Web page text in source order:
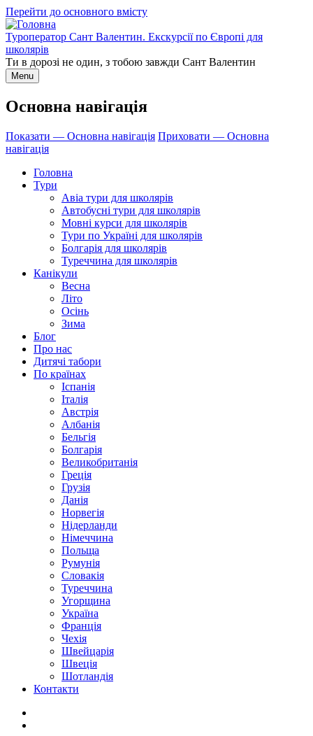
Перейти до основного вмісту
Туроператор Сант Валентин. Екскурсії по Європі для
школярів
Ти в дорозі не один, з тобою завжди Сант Валентин
Menu
Основна навігація
Показати — Основна навігація Приховати — Основна
навігація
Головна
Тури
Авіа тури для школярів
Автобусні тури для школярів
Мовні курси для школярів
Тури по Україні для школярів
Болгарія для школярів
Туреччина для школярів
Канікули
Весна
Літо
Осінь
Зима
Блог
Про нас
Дитячі табори
По країнах
Іспанія
Італія
Австрія
Албанія
Бельгія
Болгарія
Великобританія
Греція
Грузія
Данія
Норвегія
Нідерланди
Німеччина
Польща
Румунія
Словакія
Туреччина
Угорщина
Україна
Франція
Чехія
Швейцарія
Швеція
Шотландія
Контакти